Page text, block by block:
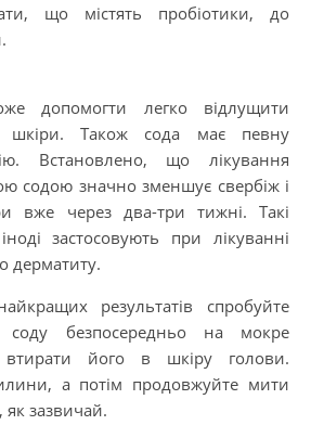
що містять пробіотики, до
допомогти легко відлущити
шкіри. Також сода має певну
Встановлено, що лікування
содою значно зменшує свербіж і
вже через два-три тижні. Такі
застосовують при лікуванні
дерматиту.
результатів спробуйте
соду безпосередньо на мокре
втирати його в шкіру голови.
а потім продовжуйте мити
зазвичай.